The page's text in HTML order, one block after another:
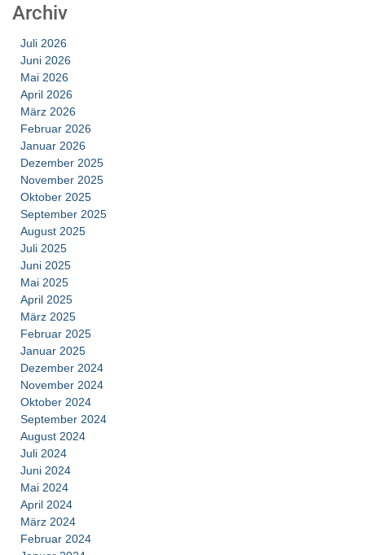
Archiv
Juli 2026
Juni 2026
Mai 2026
April 2026
März 2026
Februar 2026
Januar 2026
Dezember 2025
November 2025
Oktober 2025
September 2025
August 2025
Juli 2025
Juni 2025
Mai 2025
April 2025
März 2025
Februar 2025
Januar 2025
Dezember 2024
November 2024
Oktober 2024
September 2024
August 2024
Juli 2024
Juni 2024
Mai 2024
April 2024
März 2024
Februar 2024